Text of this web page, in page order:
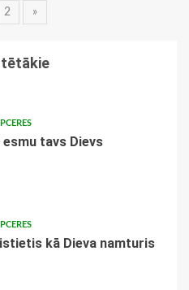
2 »
esmu tavs Dievs
kā Dieva namturis